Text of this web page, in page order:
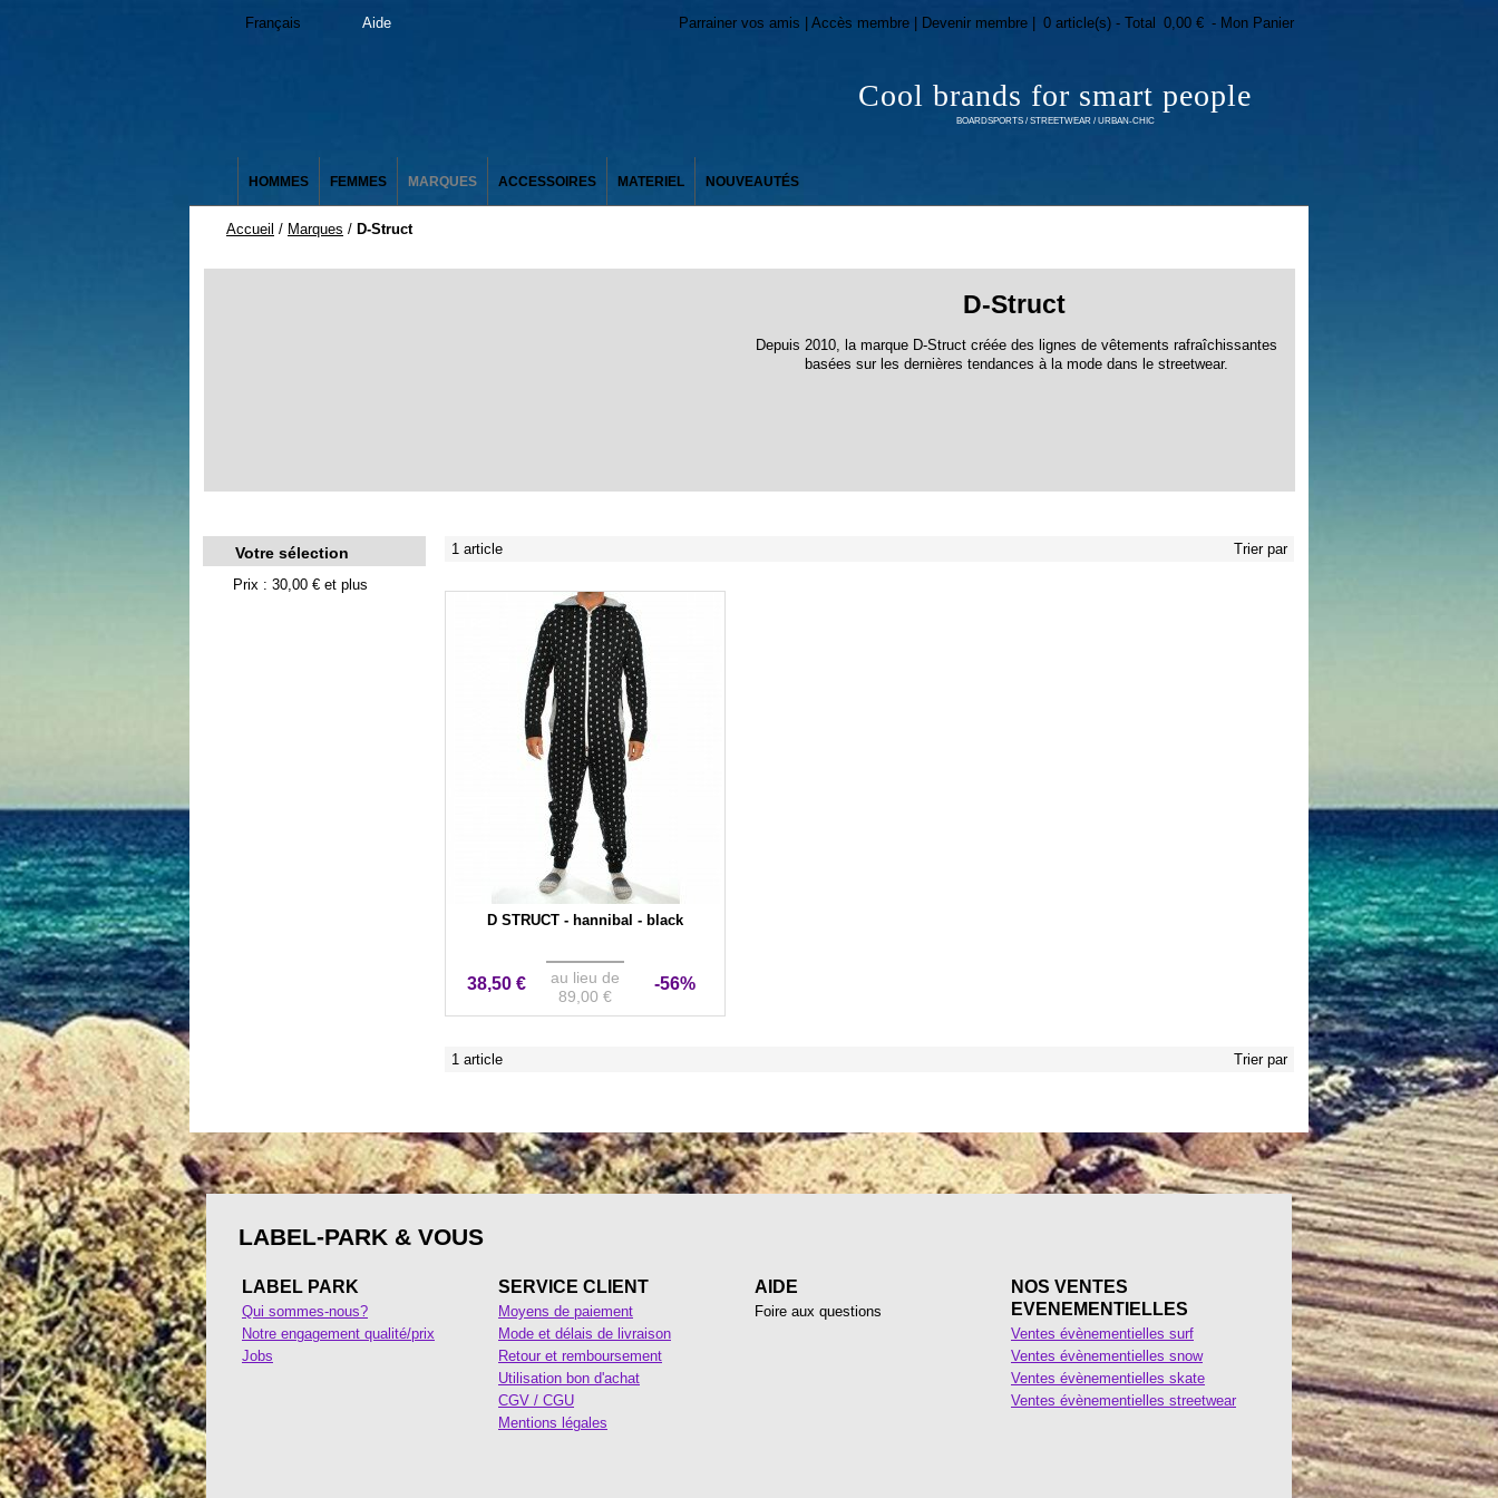
Cool brands for smart people
BOARDSPORTS / STREETWEAR / URBAN-CHIC
Français Aide Parrainer vos amis | Accès membre | Devenir membre | 0 article(s) - Total 0,00 € - Mon Panier
HOMMES FEMMES MARQUES ACCESSOIRES MATERIEL NOUVEAUTÉS
Accueil / Marques / D-Struct
D-Struct
Depuis 2010, la marque D-Struct créée des lignes de vêtements rafraîchissantes
basées sur les dernières tendances à la mode dans le streetwear.
Votre sélection
Prix : 30,00 € et plus
1 article Trier par
D STRUCT - hannibal - black
38,50 €
au lieu de
89,00 €
-56%
1 article Trier par
LABEL-PARK & VOUS
LABEL PARK
Qui sommes-nous?
Notre engagement qualité/prix
Jobs
SERVICE CLIENT
Moyens de paiement
Mode et délais de livraison
Retour et remboursement
Utilisation bon d'achat
CGV / CGU
Mentions légales
AIDE
Foire aux questions
NOS VENTES
EVENEMENTIELLES
Ventes évènementielles surf
Ventes évènementielles snow
Ventes évènementielles skate
Ventes évènementielles streetwear